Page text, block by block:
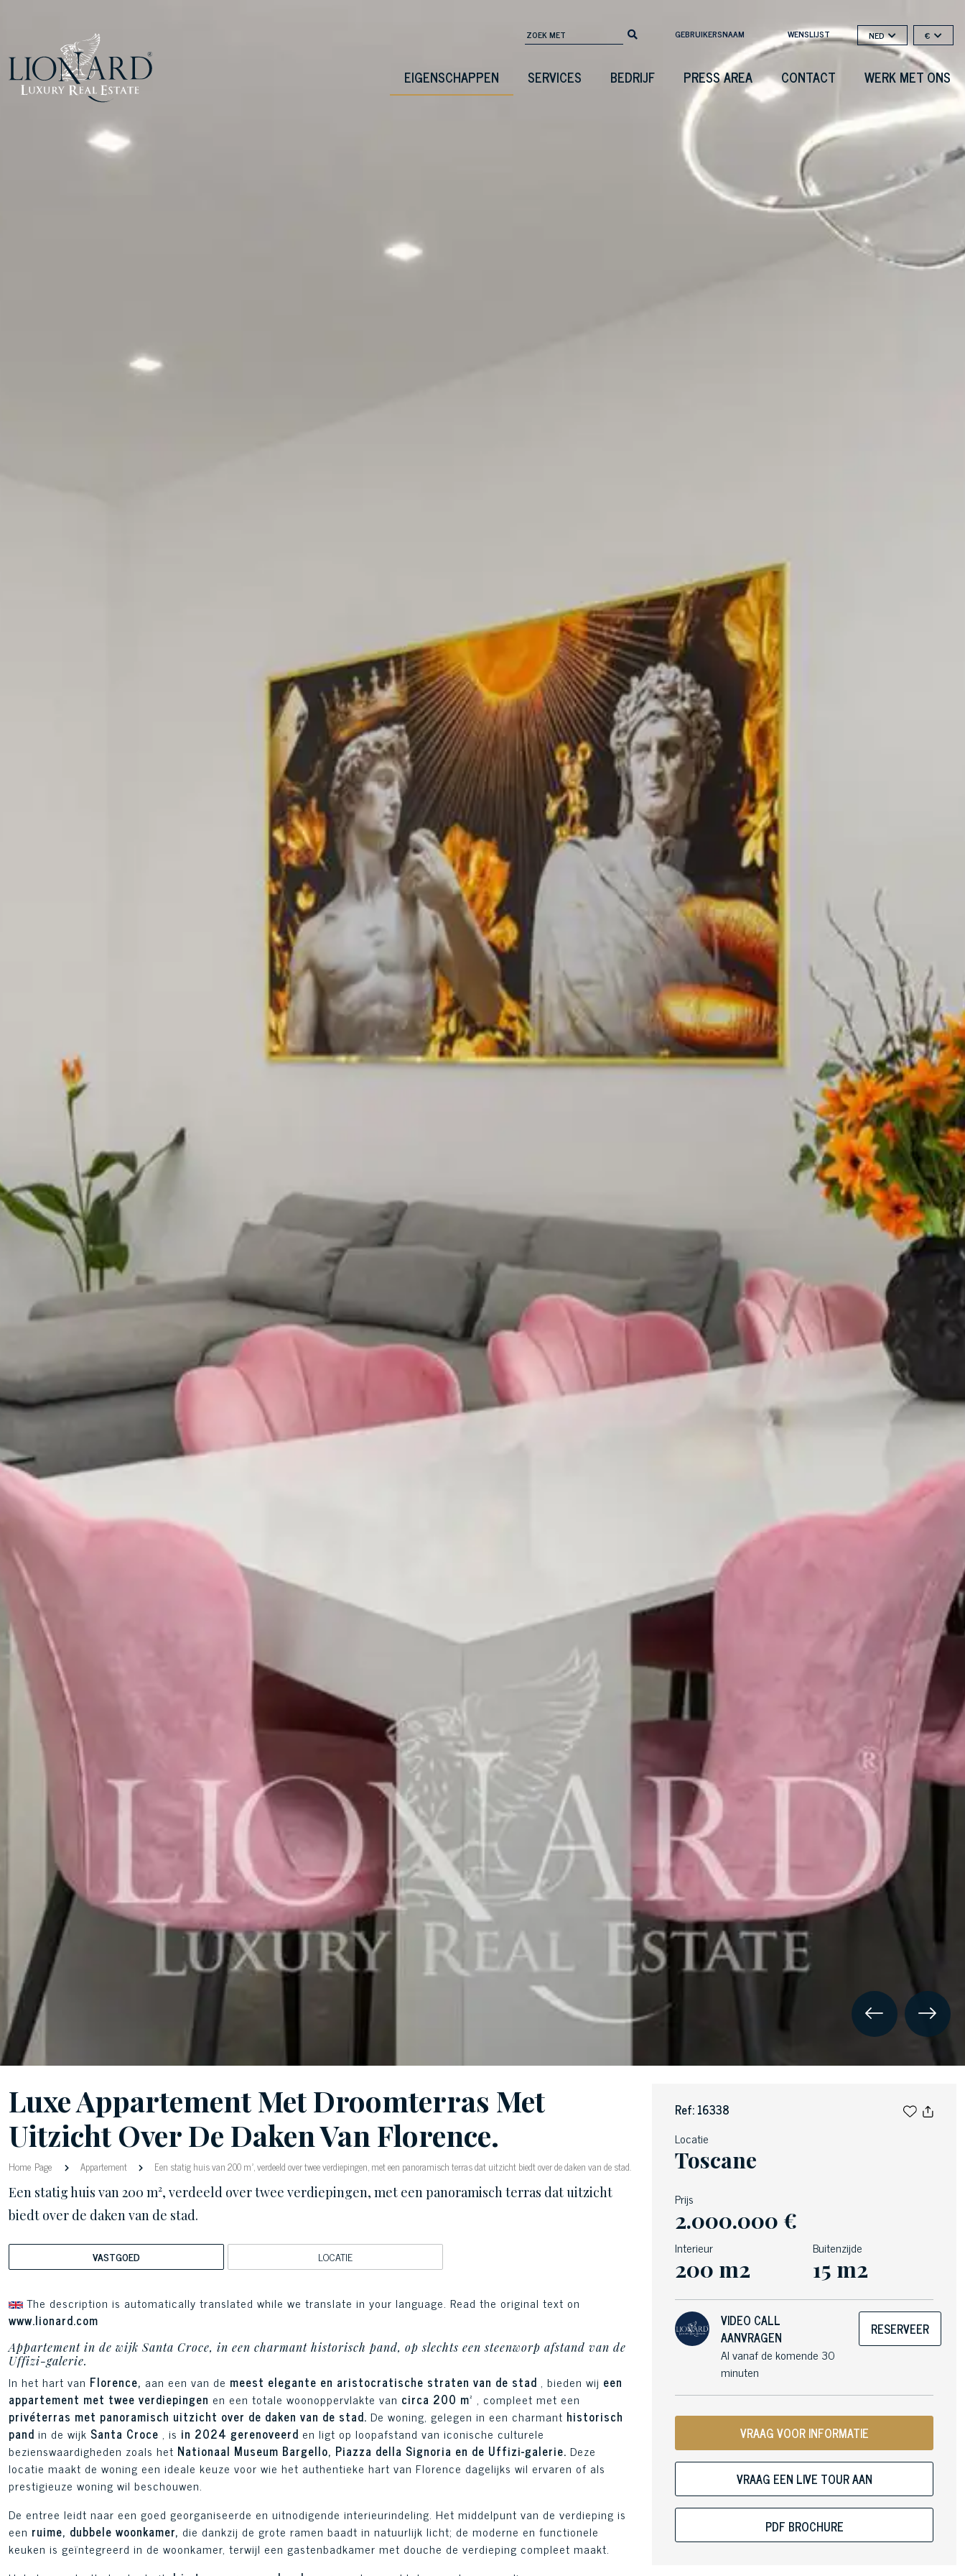
GEBRUIKERSNAAM WENSLIJST NED €
EIGENSCHAPPEN SERVICES BEDRIJF PRESS AREA CONTACT WERK MET ONS
Luxe Appartement Met Droomterras Met
Uitzicht Over De Daken Van Florence.
Home Page Appartement Een statig huis van 200 m², verdeeld over twee verdiepingen, met een panoramisch terras dat uitzicht biedt over de daken van de stad.
Een statig huis van 200 m², verdeeld over twee verdiepingen, met een panoramisch terras dat uitzicht
biedt over de daken van de stad.
VASTGOED LOCATIE
The description is automatically translated while we translate in your language. Read the original text on
www.lionard.com
Appartement in de wijk Santa Croce, in een charmant historisch pand, op slechts een steenworp afstand van de
Uffizi-galerie.
In het hart van Florence, aan een van de meest elegante en aristocratische straten van de stad , bieden wij een
appartement met twee verdiepingen en een totale woonoppervlakte van circa 200 m² , compleet met een
privéterras met panoramisch uitzicht over de daken van de stad. De woning, gelegen in een charmant historisch
pand in de wijk Santa Croce , is in 2024 gerenoveerd en ligt op loopafstand van iconische culturele
bezienswaardigheden zoals het Nationaal Museum Bargello, Piazza della Signoria en de Uffizi-galerie. Deze
locatie maakt de woning een ideale keuze voor wie het authentieke hart van Florence dagelijks wil ervaren of als
prestigieuze woning wil beschouwen.
De entree leidt naar een goed georganiseerde en uitnodigende interieurindeling. Het middelpunt van de verdieping is
een ruime, dubbele woonkamer, die dankzij de grote ramen baadt in natuurlijk licht; de moderne en functionele
keuken is geïntegreerd in de woonkamer, terwijl een gastenbadkamer met douche de verdieping compleet maakt.
Ref: 16338
Locatie
Toscane
Prijs
2.000.000 €
Interieur
200 m2
Buitenzijde
15 m2
VIDEO CALL
AANVRAGEN
Al vanaf de komende 30
minuten
RESERVEER
VRAAG VOOR INFORMATIE
VRAAG EEN LIVE TOUR AAN
PDF BROCHURE